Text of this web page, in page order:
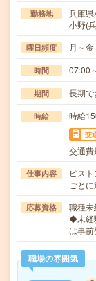
勤務地
兵庫
小野(
曜日頻度 月～金
時間 07:00
期間 長期で
時給 時給
交
交通
仕事内容
ピス
ごと
応募資格
職種未
◆未経
は事
職場の雰囲気